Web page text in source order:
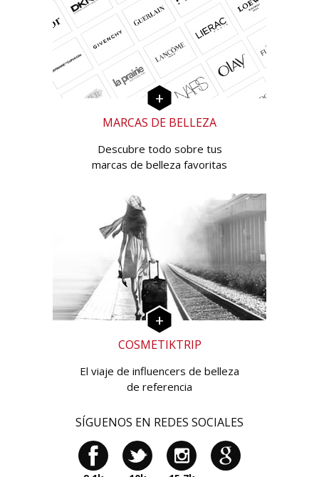
MARCAS DE BELLEZA
Descubre todo sobre tus
marcas de belleza favoritas
COSMETIKTRIP
El viaje de influencers de belleza
de referencia
SÍGUENOS EN REDES SOCIALES